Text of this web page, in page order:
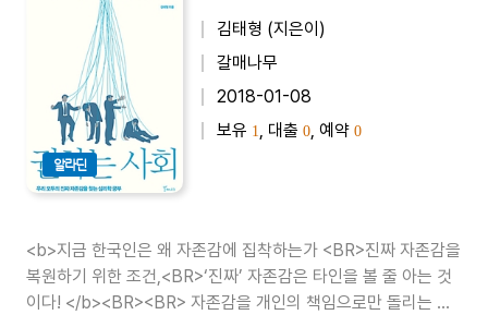
알라딘
김태형 (지은이)
갈매나무
2018-01-08
보유 1 , 대출 0 , 예약 0
<b>지금 한국인은 왜 자존감에 집착하는가 <BR>진짜 자존감을
복원하기 위한 조건,<BR>‘진짜’ 자존감은 타인을 볼 줄 아는 것
이다! </b><BR><BR> 자존감을 개인의 책임으로만 돌리는 순